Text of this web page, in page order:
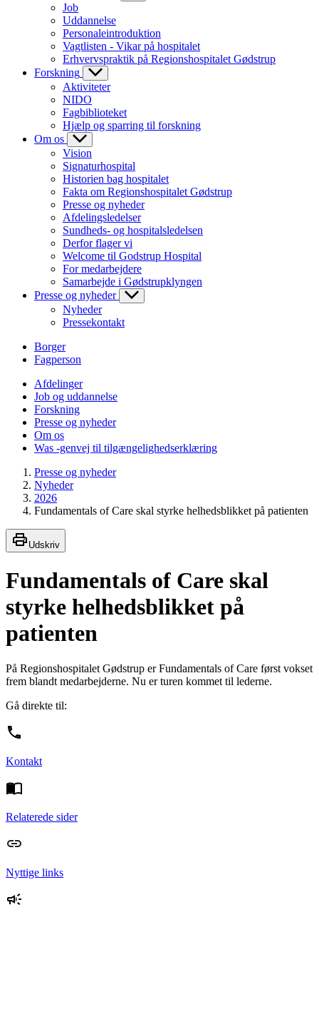
Job
Uddannelse
Personaleintroduktion
Vagtlisten - Vikar på hospitalet
Erhvervspraktik på Regionshospitalet Gødstrup
Forskning
Aktiviteter
NIDO
Fagbiblioteket
Hjælp og sparring til forskning
Om os
Vision
Signaturhospital
Historien bag hospitalet
Fakta om Regionshospitalet Gødstrup
Presse og nyheder
Afdelingsledelser
Sundheds- og hospitalsledelsen
Derfor flager vi
Welcome til Godstrup Hospital
For medarbejdere
Samarbejde i Gødstrupklyngen
Presse og nyheder
Nyheder
Pressekontakt
Borger
Fagperson
Afdelinger
Job og uddannelse
Forskning
Presse og nyheder
Om os
Was -genvej til tilgængelighedserklæring
Presse og nyheder
Nyheder
2026
Fundamentals of Care skal styrke helhedsblikket på patienten
Udskriv
Fundamentals of Care skal
styrke helhedsblikket på
patienten
På Regionshospitalet Gødstrup er Fundamentals of Care først vokset
frem blandt medarbejderne. Nu er turen kommet til lederne.
Gå direkte til:
Kontakt
Relaterede sider
Nyttige links